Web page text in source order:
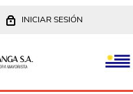
INICIAR SESIÓN